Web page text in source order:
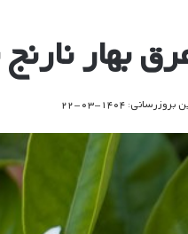
بهار
۱۴۰۴-۰۳-۲۲